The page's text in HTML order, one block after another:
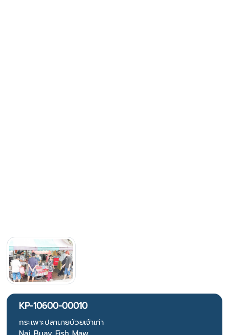
KP-10600-00010
กระเพาะปลานายบ้วยเจ้าเก่า